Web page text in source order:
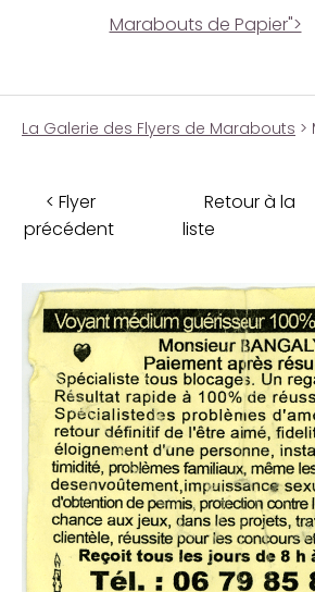
Marabouts de Papier">
La Galerie des Flyers de Marabouts >
< Flyer
précédent
Retour à la
liste